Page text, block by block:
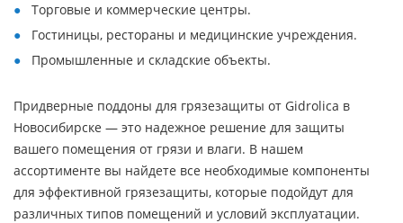
Торговые и коммерческие центры.
Гостиницы, рестораны и медицинские учреждения.
Промышленные и складские объекты.
Придверные поддоны для грязезащиты от Gidrolica в
Новосибирске — это надежное решение для защиты
вашего помещения от грязи и влаги. В нашем
ассортименте вы найдете все необходимые компоненты
для эффективной грязезащиты, которые подойдут для
различных типов помещений и условий эксплуатации.